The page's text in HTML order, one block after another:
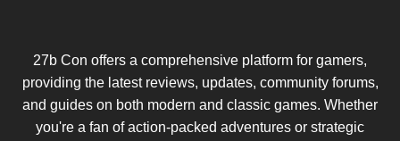
27b Con offers a comprehensive platform for gamers,
providing the latest reviews, updates, community forums,
and guides on both modern and classic games. Whether
you're a fan of action-packed adventures or strategic